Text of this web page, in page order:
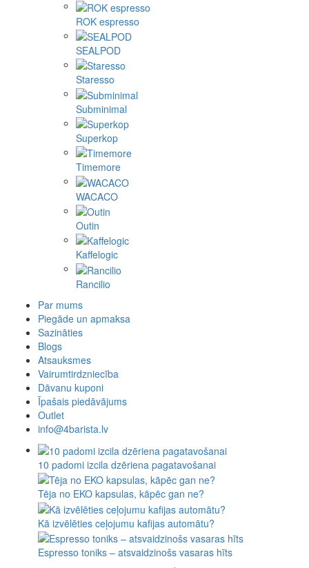
ROK espresso
SEALPOD
Staresso
Subminimal
Superkop
Timemore
WACACO
Outin
Kaffelogic
Rancilio
Par mums
Piegāde un apmaksa
Sazināties
Blogs
Atsauksmes
Vairumtirdzniecība
Dāvanu kuponi
Īpašais piedāvājums
Outlet
info@4barista.lv
10 padomi izcila dzēriena pagatavošanai
Tēja no EKO kapsulas, kāpēc gan ne?
Kā izvēlēties ceļojumu kafijas automātu?
Espresso toniks – atsvaidzinošs vasaras hīts